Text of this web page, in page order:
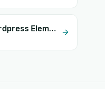
lightfunnels + Wordpress Elementor